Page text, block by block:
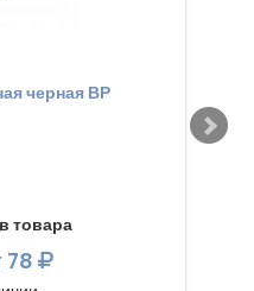
черная ВР
товара
78